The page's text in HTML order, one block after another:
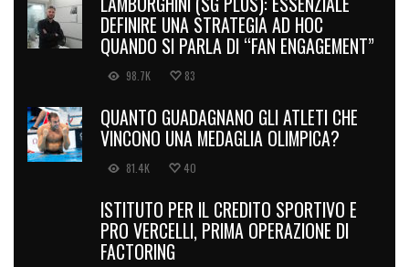
DEFINIRE UNA STRATEGIA AD HOC
QUANDO SI PARLA DI “FAN ENGAGEMENT”
98.7K 83
QUANTO GUADAGNANO GLI ATLETI CHE
VINCONO UNA MEDAGLIA OLIMPICA?
81.4K 40
ISTITUTO PER IL CREDITO SPORTIVO E
PRO VERCELLI, PRIMA OPERAZIONE DI
FACTORING